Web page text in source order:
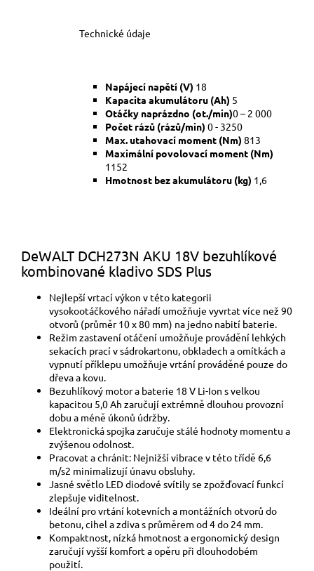
Technické údaje
Napájecí napětí (V) 18
Kapacita akumulátoru (Ah) 5
Otáčky naprázdno (ot./min)0 – 2 000
Počet rázů (rázů/min) 0 - 3250
Max. utahovací moment (Nm) 813
Maximální povolovací moment (Nm)
1152
Hmotnost bez akumulátoru (kg) 1,6
DeWALT DCH273N AKU 18V bezuhlíkové
kombinované kladivo SDS Plus
Nejlepší vrtací výkon v této kategorii
vysokootáčkového nářadí umožňuje vyvrtat více než 90
otvorů (průměr 10 x 80 mm) na jedno nabití baterie.
Režim zastavení otáčení umožňuje provádění lehkých
sekacích prací v sádrokartonu, obkladech a omítkách a
vypnutí příklepu umožňuje vrtání prováděné pouze do
dřeva a kovu.
Bezuhlíkový motor a baterie 18 V Li-Ion s velkou
kapacitou 5,0 Ah zaručují extrémně dlouhou provozní
dobu a méně úkonů údržby.
Elektronická spojka zaručuje stálé hodnoty momentu a
zvýšenou odolnost.
Pracovat a chránit: Nejnižší vibrace v této třídě 6,6
m/s2 minimalizují únavu obsluhy.
Jasné světlo LED diodové svítily se zpožďovací funkcí
zlepšuje viditelnost.
Ideální pro vrtání kotevních a montážních otvorů do
betonu, cihel a zdiva s průměrem od 4 do 24 mm.
Kompaktnost, nízká hmotnost a ergonomický design
zaručují vyšší komfort a opěru při dlouhodobém
použití.